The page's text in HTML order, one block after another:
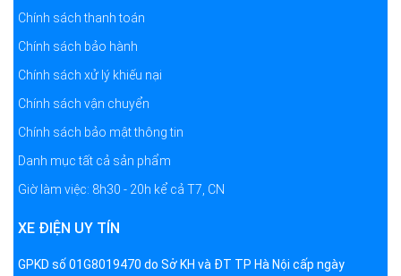
Chính sách thanh toán
Chính sách bảo hành
Chính sách xử lý khiếu nại
Chính sách vận chuyển
Chính sách bảo mật thông tin
Danh mục tất cả sản phẩm
Giờ làm việc: 8h30 - 20h kể cả T7, CN
XE ĐIỆN UY TÍN
GPKD số 01G8019470 do Sở KH và ĐT TP Hà Nội cấp ngày